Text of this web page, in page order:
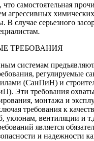
самостоятельная
агрессивных
В случае серьезного
ТРЕБОВАНИЯ
системам
регулируемые
(СанПиН) и
Эти требования
монтажа и
требования к
уклонам, вентиляции и
является
и надежности